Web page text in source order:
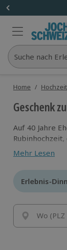
Suche nach
Home /
Geschenk
Auf 40 Jahre
Schweizer
Zeit!
Mehr Lesen
Erlebnis-
Erlebnis-
Wo